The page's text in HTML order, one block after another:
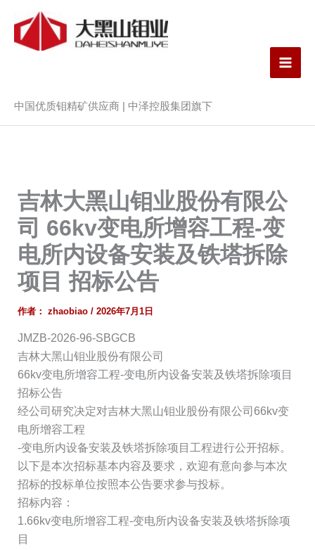
中国优质钼精矿供应商 | 中泽控股集团旗下
吉林大黑山钼业股份有限公
司 66kv变电所增容工程-变
电所内设备安装及铁塔拆除
项目 招标公告
作者： zhaobiao / 2026年7月1日
JMZB-2026-96-SBGCB
吉林大黑山钼业股份有限公司
66kv变电所增容工程-变电所内设备安装及铁塔拆除项目
招标公告
经公司研究决定对吉林大黑山钼业股份有限公司66kv变
电所增容工程
-变电所内设备安装及铁塔拆除项目工程进行公开招标。
以下是本次招标基本内容及要求，欢迎有意向参与本次
招标的投标单位按照本公告要求参与投标。
招标内容：
1.66kv变电所增容工程-变电所内设备安装及铁塔拆除项
目